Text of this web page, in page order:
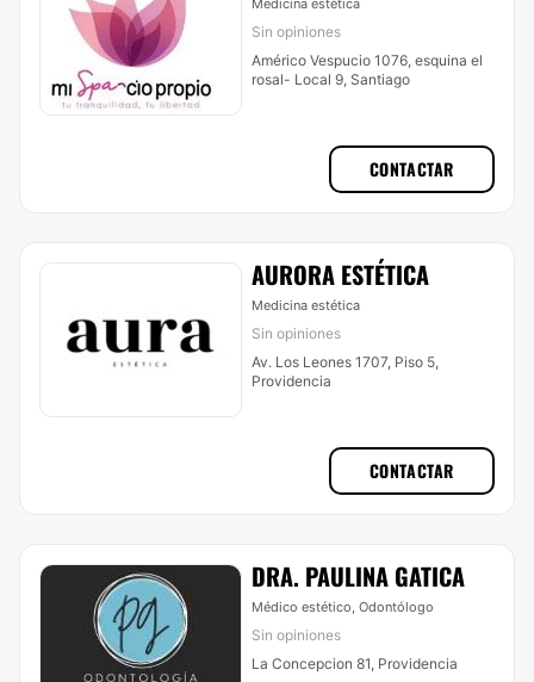
Medicina estética
Sin opiniones
Américo Vespucio 1076, esquina el
rosal- Local 9, Santiago
CONTACTAR
AURORA ESTÉTICA
Medicina estética
Sin opiniones
Av. Los Leones 1707, Piso 5,
Providencia
CONTACTAR
DRA. PAULINA GATICA
Médico estético, Odontólogo
Sin opiniones
La Concepcion 81, Providencia